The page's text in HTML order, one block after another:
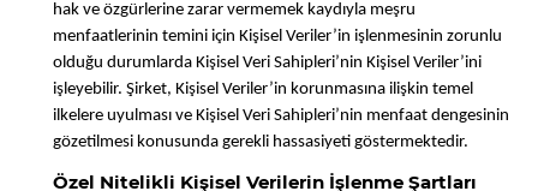
hak ve özgürlerine zarar vermemek kaydıyla meşru
menfaatlerinin temini için Kişisel Veriler’in işlenmesinin zorunlu
olduğu durumlarda Kişisel Veri Sahipleri’nin Kişisel Veriler’ini
işleyebilir. Şirket, Kişisel Veriler’in korunmasına ilişkin temel
ilkelere uyulması ve Kişisel Veri Sahipleri’nin menfaat dengesinin
gözetilmesi konusunda gerekli hassasiyeti göstermektedir.
Özel Nitelikli Kişisel Verilerin İşlenme Şartları